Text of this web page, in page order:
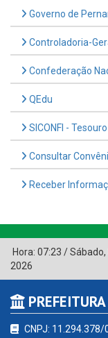
Governo de
Controladoria-
Confederação
QEdu
SICONFI -
Consultar
Receber
Hora: 07:23 /Sábado,
2026
CNPJ: 11.294.378/